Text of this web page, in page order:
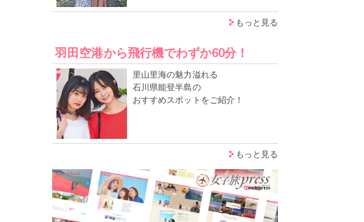
もっと見る
羽田空港から飛行機でわずか60分！
里山里海の魅力溢れる
石川県能登半島の
おすすめスポットをご紹介！
もっと見る